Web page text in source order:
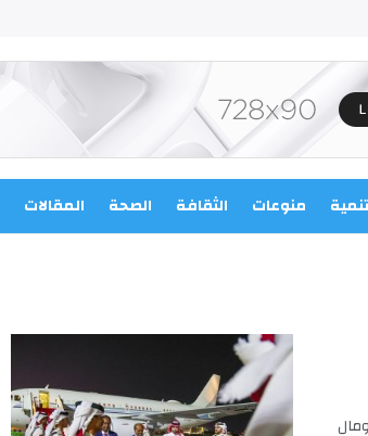
منوعات الثقافة الصحة المقالات